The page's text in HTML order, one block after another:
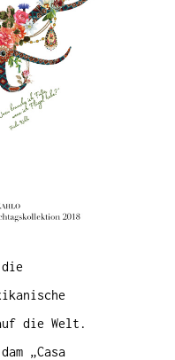
die Welt.
„Casa